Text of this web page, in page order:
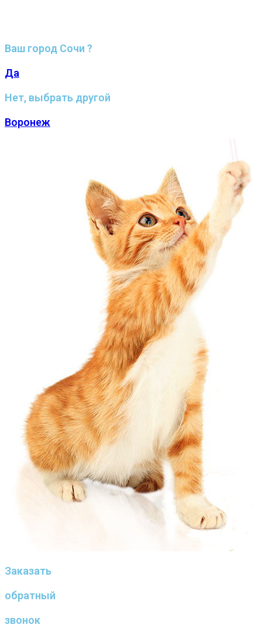
Ваш город Сочи ?
Да
Нет, выбрать другой
Воронеж
Заказать
обратный
звонок